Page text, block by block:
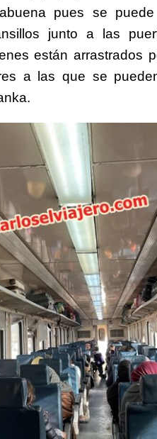
pues se
junto a las
están arrastrados
a las que se